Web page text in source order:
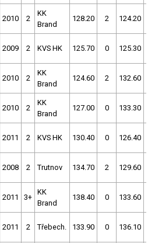
2010 2
KK
Brand
128.20 2 124.20
2009 2 KVS HK 125.70 0 125.30
2010 2
KK
Brand
124.60 2 132.60
2010 2
KK
Brand
127.00 0 133.30
2011 2 KVS HK 130.40 0 126.40
2008 2 Trutnov 134.70 2 129.60
2011 3+
KK
Brand
138.40 0 133.60
2011 2 Třebech. 133.90 0 136.10